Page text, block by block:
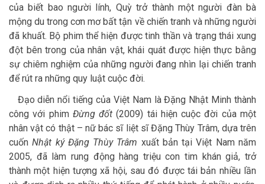
của biết bao người lính, Quỳ trở thành một người đàn bà
mộng du trong cơn mơ bất tận về chiến tranh và những người
đã khuất. Bộ phim thể hiện được tinh thần và trạng thái xung
đột bên trong của nhân vật, khái quát được hiện thực bằng
sự chiêm nghiệm của những người đang nhìn lại chiến tranh
để rút ra những quy luật cuộc đời.
Đạo diễn nổi tiếng của Việt Nam là Đặng Nhật Minh thành
công với phim Đừng đốt (2009) tái hiện cuộc đời của một
nhân vật có thật – nữ bác sĩ liệt sĩ Đặng Thùy Trâm, dựa trên
cuốnNhật ký Đặng Thùy Trâm xuất bản tại Việt Nam năm
2005, đã làm rung động hàng triệu con tim khán giả, trở
thành một hiện tượng xã hội, sau đó được tái bản nhiều lần